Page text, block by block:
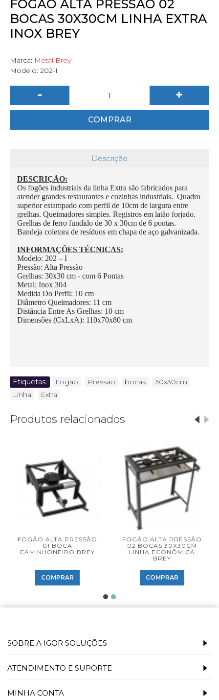
FOGÃO ALTA PRESSÃO 02
BOCAS 30X30CM LINHA EXTRA
INOX BREY
Marca: Metal Brey
Modelo: 202-I
- +
COMPRAR
Descrição
DESCRIÇÃO:
Os fogões industriais da linha Extra são fabricados para
atender grandes restaurantes e cozinhas industriais. Quadro
superior estampado com perfil de 10cm de largura entre
grelhas. Queimadores simples. Registros em latão forjado.
Grelhas de ferro fundido de 30 x 30cm de 6 pontas.
Bandeja coletora de resíduos em chapa de aço galvanizada.
INFORMAÇÕES TÉCNICAS:
Modelo: 202 – I
Pressão: Alta Pressão
Grelhas: 30x30 cm - com 6 Pontas
Metal: Inox 304
Medida Do Perfil: 10 cm
Diâmetro Queimadores: 11 cm
Distância Entre As Grelhas: 10 cm
Dimensões (CxLxA): 110x70x80 cm
Etiquetas: Fogão Pressão bocas 30x30cm
Linha
Extra
Produtos relacionados
FOGÃO ALTA PRESSÃO
01 BOCA
CAMINHONEIRO BREY
COMPRAR
FOGÃO ALTA PRESSÃO
02 BOCAS 30X30CM
LINHA ECONÔMICA
BREY
COMPRAR
SOBRE A IGOR SOLUÇÕES
ATENDIMENTO E SUPORTE
MINHA CONTA